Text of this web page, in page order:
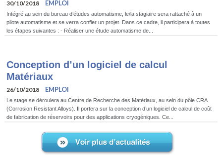
30/10/2018 EMPLOI
Intégré au sein du bureau d’études automatisme, le/la stagiaire sera rattaché à un
pilote automatisme et se verra confier un projet. Dans ce cadre, il participera à toutes
les étapes suivantes : - Réaliser une étude automatisme de...
Conception d’un logiciel de calcul
Matériaux
26/10/2018 EMPLOI
Le stage se déroulera au Centre de Recherche des Matériaux, au sein du pôle CRA
(Corrosion Resistant Alloys). Il portera sur la conception d’un logiciel de calcul de coût
de fabrication de réservoirs pour des applications cryogéniques. Ce...